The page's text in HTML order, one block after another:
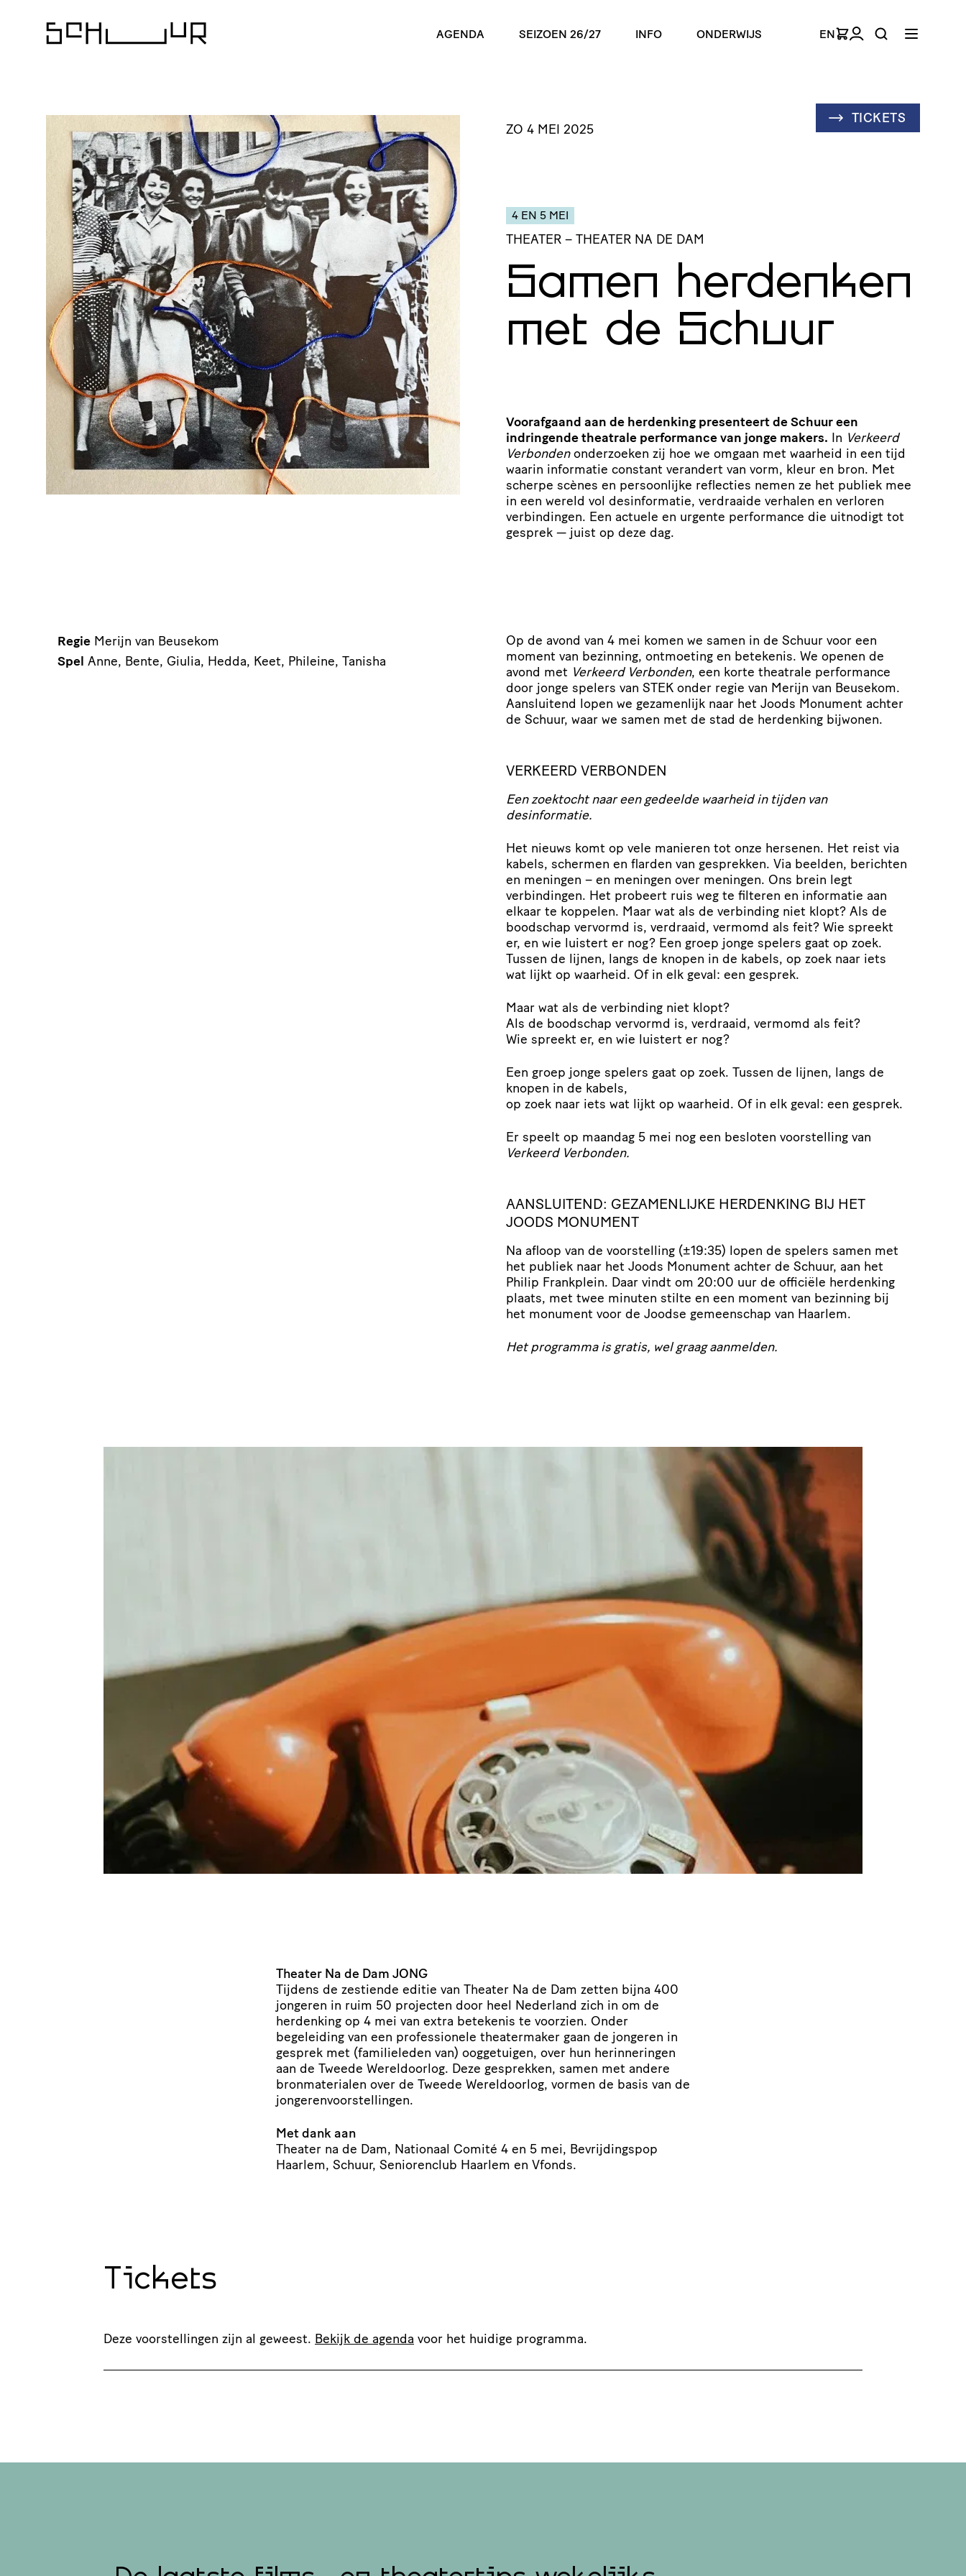
AGENDA SEIZOEN 26/27 INFO ONDERWIJS EN
TICKETS
ZO 4 MEI 2025
4 EN 5 MEI
THEATER – THEATER NA DE DAM
Samen herdenken
met de Schuur
Voorafgaand aan de herdenking presenteert de Schuur een
indringende theatrale performance van jonge makers. In Verkeerd
Verbondenonderzoeken zij hoe we omgaan met waarheid in een tijd
waarin informatie constant verandert van vorm, kleur en bron. Met
scherpe scènes en persoonlijke reflecties nemen ze het publiek mee
in een wereld vol desinformatie, verdraaide verhalen en verloren
verbindingen. Een actuele en urgente performance die uitnodigt tot
gesprek — juist op deze dag.
Op de avond van 4 mei komen we samen in de Schuur voor een
moment van bezinning, ontmoeting en betekenis. We openen de
avond met Verkeerd Verbonden, een korte theatrale performance
door jonge spelers van STEK onder regie van Merijn van Beusekom.
Aansluitend lopen we gezamenlijk naar het Joods Monument achter
de Schuur, waar we samen met de stad de herdenking bijwonen.
VERKEERD VERBONDEN
Een zoektocht naar een gedeelde waarheid in tijden van
desinformatie.
Het nieuws komt op vele manieren tot onze hersenen. Het reist via
kabels, schermen en flarden van gesprekken. Via beelden, berichten
en meningen – en meningen over meningen. Ons brein legt
verbindingen. Het probeert ruis weg te filteren en informatie aan
elkaar te koppelen. Maar wat als de verbinding niet klopt? Als de
boodschap vervormd is, verdraaid, vermomd als feit? Wie spreekt
er, en wie luistert er nog? Een groep jonge spelers gaat op zoek.
Tussen de lijnen, langs de knopen in de kabels, op zoek naar iets
wat lijkt op waarheid. Of in elk geval: een gesprek.
Maar wat als de verbinding niet klopt?
Als de boodschap vervormd is, verdraaid, vermomd als feit?
Wie spreekt er, en wie luistert er nog?
Een groep jonge spelers gaat op zoek. Tussen de lijnen, langs de
knopen in de kabels,
op zoek naar iets wat lijkt op waarheid. Of in elk geval: een gesprek.
Er speelt op maandag 5 mei nog een besloten voorstelling van
Verkeerd Verbonden.
AANSLUITEND: GEZAMENLIJKE HERDENKING BIJ HET
JOODS MONUMENT
Na afloop van de voorstelling (±19:35) lopen de spelers samen met
het publiek naar het Joods Monument achter de Schuur, aan het
Philip Frankplein. Daar vindt om 20:00 uur de officiële herdenking
plaats, met twee minuten stilte en een moment van bezinning bij
het monument voor de Joodse gemeenschap van Haarlem.
Het programma is gratis, wel graag aanmelden.
Regie Merijn van Beusekom
Spel Anne, Bente, Giulia, Hedda, Keet, Phileine, Tanisha
Theater Na de Dam JONG
Tijdens de zestiende editie van Theater Na de Dam zetten bijna 400
jongeren in ruim 50 projecten door heel Nederland zich in om de
herdenking op 4 mei van extra betekenis te voorzien. Onder
begeleiding van een profes­si­o­nele thea­ter­maker gaan de jongeren in
gesprek met (fami­lie­leden van) ooggetuigen, over hun herin­ne­ringen
aan de Tweede Wereld­oorlog. Deze gesprekken, samen met andere
bron­ma­te­ri­alen over de Tweede Wereld­oorlog, vormen de basis van de
jongerenvoorstellingen.
Met dank aan
Theater na de Dam, Nationaal Comité 4 en 5 mei, Bevrij­dingspop
Haarlem, Schuur, Seni­o­ren­club Haarlem en Vfonds.
Tickets
Deze voorstellingen zijn al geweest. Bekijk de agenda voor het huidige programma.